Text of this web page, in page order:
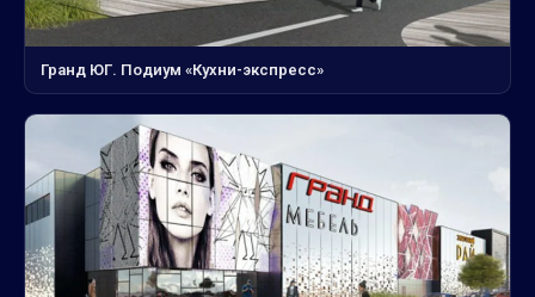
Гранд ЮГ. Подиум «Кухни-экспресс»